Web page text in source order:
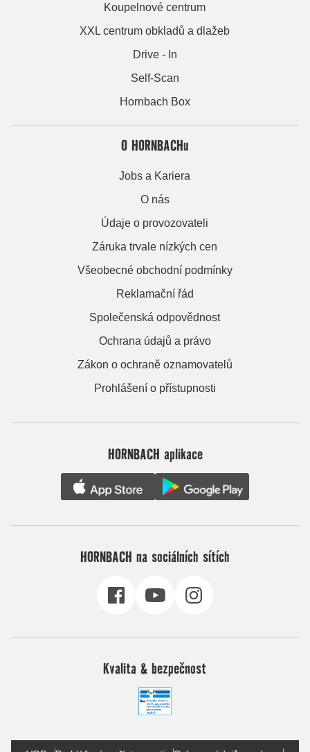
Koupelnové centrum
XXL centrum obkladů a dlažeb
Drive - In
Self-Scan
Hornbach Box
O HORNBACHu
Jobs a Kariera
O nás
Údaje o provozovateli
Záruka trvale nízkých cen
Všeobecné obchodní podmínky
Reklamační řád
Společenská odpovědnost
Ochrana údajů a právo
Zákon o ochraně oznamovatelů
Prohlášení o přístupnosti
HORNBACH aplikace
HORNBACH na sociálních sítích
Kvalita & bezpečnost